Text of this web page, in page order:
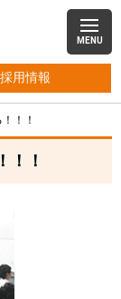
MENU
採用情報
！！
！！